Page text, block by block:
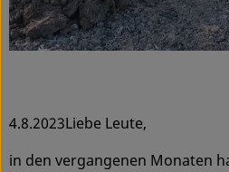
Service
4.8.2023Liebe Leute,
in den vergangenen Monaten